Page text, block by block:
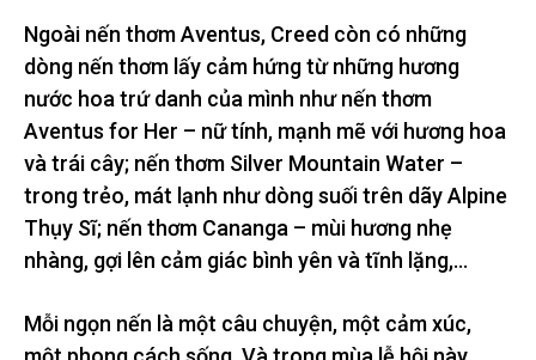
Ngoài nến thơm Aventus, Creed còn có những
dòng nến thơm lấy cảm hứng từ những hương
nước hoa trứ danh của mình như nến thơm
Aventus for Her – nữ tính, mạnh mẽ với hương hoa
và trái cây; nến thơm Silver Mountain Water –
trong trẻo, mát lạnh như dòng suối trên dãy Alpine
Thụy Sĩ; nến thơm Cananga – mùi hương nhẹ
nhàng, gợi lên cảm giác bình yên và tĩnh lặng,…
Mỗi ngọn nến là một câu chuyện, một cảm xúc,